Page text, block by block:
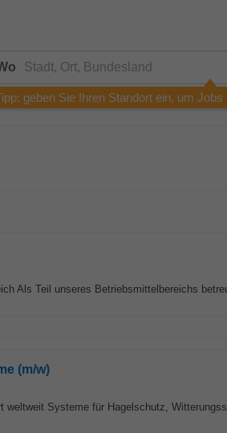
geben Sie Ihren Standort ein, um
Als Teil unseres Betriebsmittelbereichs
(m/w)
weltweit Systeme für Hagelschutz,